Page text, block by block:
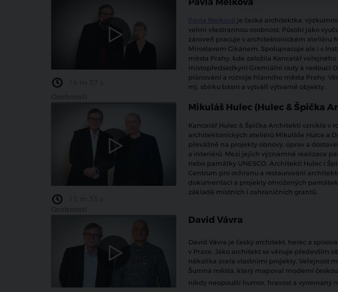
Pavla Melková je česká architektka,
velmi všestrannou osobnost. Působí jako
zároveň pracuje v architektonickém ateliéru
Miroslavem Cikánem. Spolupracuje ale i s
města Prahy, kde založila Kancelář
místopředsedkyní Gremiální rady a vedoucí
plánování a rozvoje hlavního města Prahy.
mj. sbírku básní a vytváří výtvarné objekty.
Mikuláš Hulec (Hulec & Špička
Kancelář Hulec & Špička Architekti vznikla v
architektonických ateliérů Mikuláše Hulce a
převážně na projekty obnovy, úprav a
a interiérů. Mezi jejich významné realizace
nebo památky UNESCO. Architekti Hulec i
Centrum pro ochranu a restaurování
dokumentaci a projekty ohrožených
základě místních i zahraničních grantů.
David Vávra
David Vávra je český architekt, herec a
v Praze. Jako architekt se věnuje především
několika zcela vlastními projekty. Veřejnost
Šumná města, který mapoval moderní
nikdy neopouští humor, hravost a vyrovnaný